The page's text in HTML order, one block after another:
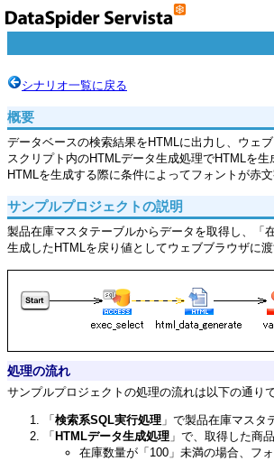
シナリオ一覧に戻る
概要
データベースの検索結果をHTMLに出力し、ウェ
スクリプト内のHTMLデータ生成処理でHTMLを
HTMLを生成する際に条件によってフォントが赤
サンプルプロジェクトの説明
製品在庫マスタテーブルからデータを取得し、「
生成したHTMLを戻り値としてウェブブラウザに
処理の流れ
サンプルプロジェクトの処理の流れは以下の通りで
「 検索系SQL実行処理 」で製品在庫マスタ
「 HTMLデータ生成処理 」で、取得した商
在庫数量が「100」未満の場合、フ